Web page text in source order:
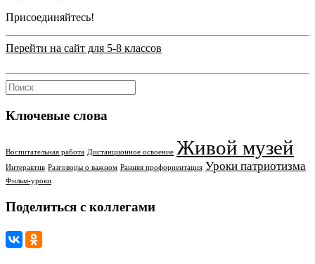
Присоединяйтесь!
Перейти на сайт для 5-8 классов
Ключевые слова
Воспитательная работа Дистанционное освоение Живой музей
Интерактив Разговоры о важном Ранняя профориентация Уроки патриотизма
Фильм-уроки
Поделиться с коллегами